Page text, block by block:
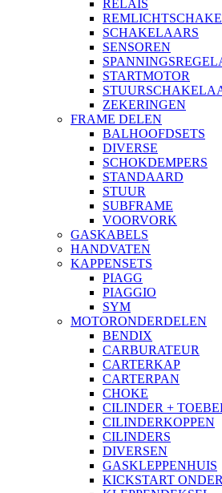
RELAIS
SCHAKELAARS
SENSOREN
STARTMOTOR
ZEKERINGEN
FRAME DELEN
BALHOOFDSETS
DIVERSE
SCHOKDEMPERS
STANDAARD
STUUR
SUBFRAME
VOORVORK
GASKABELS
HANDVATEN
KAPPENSETS
PIAGG
PIAGGIO
SYM
MOTORONDERDELEN
BENDIX
CARBURATEUR
CARTERKAP
CARTERPAN
CHOKE
CILINDER +
CILINDERKOPPEN
CILINDERS
DIVERSEN
GASKLEPPENHUIS
KICKSTART